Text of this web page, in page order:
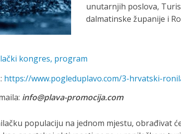
unutarnjih poslova,
dalmatinske županije i
kongres, program
: https://www.pogleduplavo.com/3-hrvatski-
info@plava-promocija.com
populaciju na jednom mjestu, obrađivat